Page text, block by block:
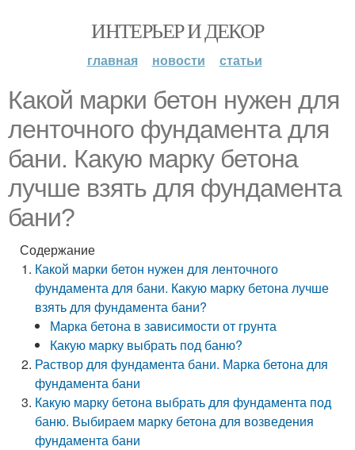
ИНТЕРЬЕР И ДЕКОР
главная новости статьи
Какой марки бетон нужен для
ленточного фундамента для
бани. Какую марку бетона
лучше взять для фундамента
бани?
Содержание
Какой марки бетон нужен для ленточного
фундамента для бани. Какую марку бетона лучше
взять для фундамента бани?
Марка бетона в зависимости от грунта
Какую марку выбрать под баню?
Раствор для фундамента бани. Марка бетона для
фундамента бани
Какую марку бетона выбрать для фундамента под
баню. Выбираем марку бетона для возведения
фундамента бани